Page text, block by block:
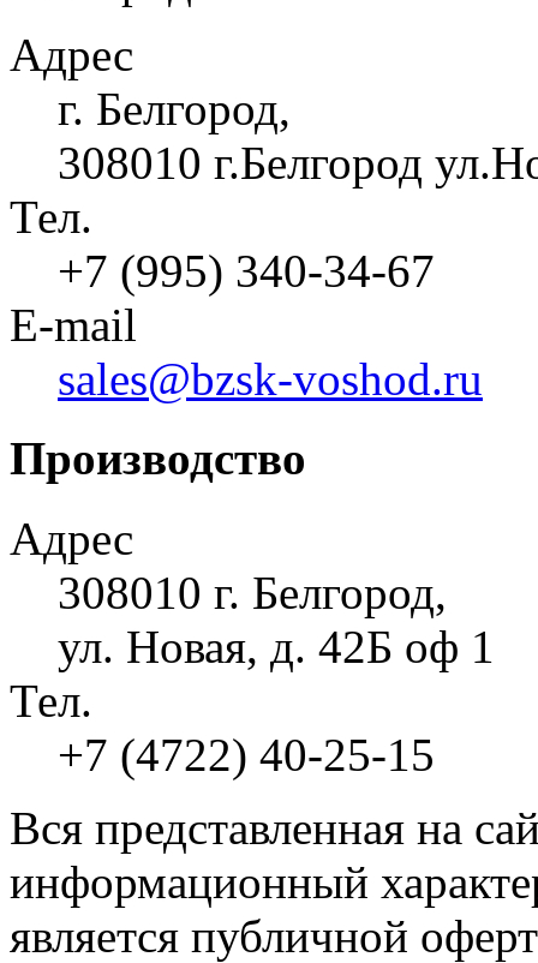
Адрес
г. Белгород,
308010 г.Белгород
Тел.
+7 (995) 340-34-67
E-mail
sales@bzsk-voshod.ru
Производство
Адрес
308010 г. Белгород,
ул. Новая, д. 42Б оф 1
Тел.
+7 (4722) 40-25-15
Вся представленная на
информационный
является публичной